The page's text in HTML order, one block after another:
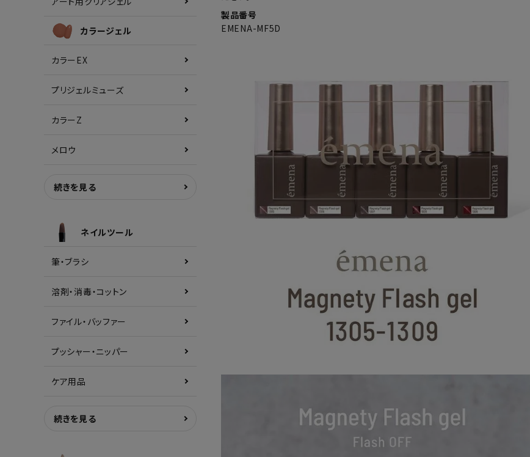
カラージェル
カラーEX
プリジェルミューズ
カラーZ
メロウ
続きを見る
ネイルツール
筆・ブラシ
溶剤・消毒・コットン
ファイル・バッファー
プッシャー・ニッパー
ケア用品
続きを見る
製品番号
EMENA-MF5D